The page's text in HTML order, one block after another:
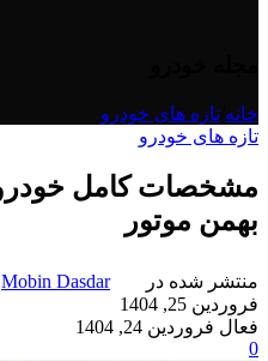
خانه تازه های خودرو
تازه های خودرو
بهمن موتور
منتشر شده در
Mobin Dasdar
فروردین 25, 1404
فعال فروردین 24, 1404
0